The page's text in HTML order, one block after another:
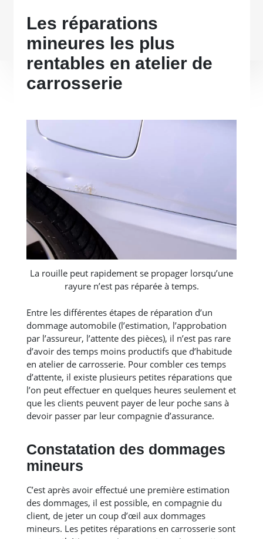
Les réparations
mineures les plus
rentables en atelier de
carrosserie
La rouille peut rapidement se propager lorsqu’une
rayure n’est pas réparée à temps.
Entre les différentes étapes de réparation d’un
dommage automobile (l’estimation, l’approbation
par l’assureur, l’attente des pièces), il n’est pas rare
d’avoir des temps moins productifs que d’habitude
en atelier de carrosserie. Pour combler ces temps
d’attente, il existe plusieurs petites réparations que
l’on peut effectuer en quelques heures seulement et
que les clients peuvent payer de leur poche sans à
devoir passer par leur compagnie d’assurance.
Constatation des dommages
mineurs
C’est après avoir effectué une première estimation
des dommages, il est possible, en compagnie du
client, de jeter un coup d’œil aux dommages
mineurs. Les petites réparations en carrosserie sont